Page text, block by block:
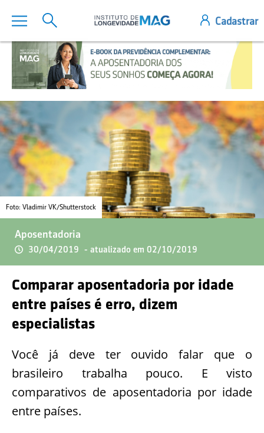
Foto: Vladimir VK/Shutterstock
Aposentadoria
30/04/2019 - atualizado em 02/10/2019
Comparar aposentadoria por idade
entre países é erro, dizem
especialistas
Você já deve ter ouvido falar que o
brasileiro trabalha pouco. E visto
comparativos de aposentadoria por idade
entre países.